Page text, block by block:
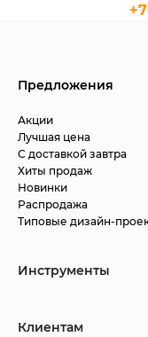
Предложения
Акции
Лучшая цена
С доставкой завтра
Хиты продаж
Новинки
Распродажа
Типовые дизайн-
Инструменты
Клиентам